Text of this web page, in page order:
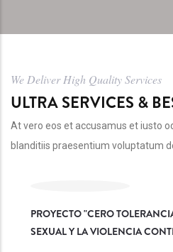
We Deliver High Quality Services
ULTRA SERVICES &
At vero eos et accusamus et iusto
blanditiis praesentium voluptatum